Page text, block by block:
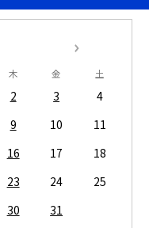
木 金 土
2 3
4
9 10
11
16 17
18
23 24
25
30 31